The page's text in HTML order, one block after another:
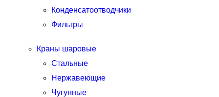
Конденсатоотводчики
Фильтры
Краны шаровые
Стальные
Нержавеющие
Чугунные